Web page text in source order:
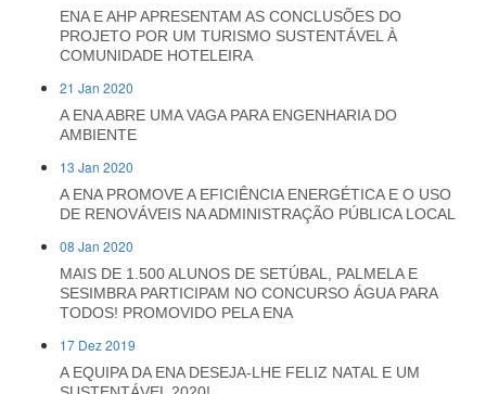
ENA E AHP APRESENTAM AS CONCLUSÕES DO
PROJETO POR UM TURISMO SUSTENTÁVEL À
COMUNIDADE HOTELEIRA
21 Jan 2020
A ENA ABRE UMA VAGA PARA ENGENHARIA DO
AMBIENTE
13 Jan 2020
A ENA PROMOVE A EFICIÊNCIA ENERGÉTICA E O USO
DE RENOVÁVEIS NA ADMINISTRAÇÃO PÚBLICA LOCAL
08 Jan 2020
MAIS DE 1.500 ALUNOS DE SETÚBAL, PALMELA E
SESIMBRA PARTICIPAM NO CONCURSO ÁGUA PARA
TODOS! PROMOVIDO PELA ENA
17 Dez 2019
A EQUIPA DA ENA DESEJA-LHE FELIZ NATAL E UM